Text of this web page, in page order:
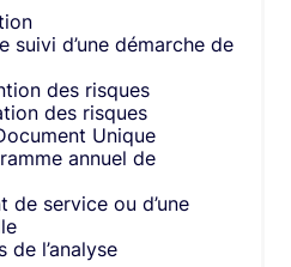
d’une démarche de
des risques
des risques
Unique
annuel de
de service ou d’une
de l’analyse